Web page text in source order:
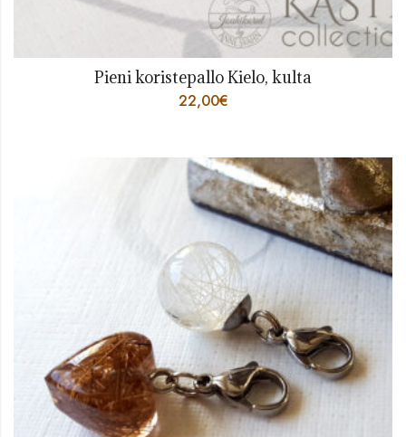
Pieni koristepallo Kielo, kulta
22,00€